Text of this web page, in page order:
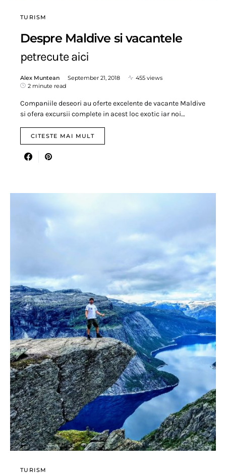
TURISM
Despre Maldive si vacantele
petrecute aici
Alex Muntean September 21, 2018
455 views
2 minute read
Companiile deseori au oferte excelente de vacante Maldive
si ofera excursii complete in acest loc exotic iar noi…
CITESTE MAI MULT
TURISM